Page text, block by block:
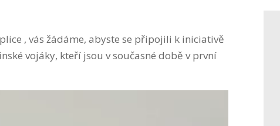
, vás žádáme, abyste se připojili k iniciativě
vojáky, kteří jsou v současné době v první